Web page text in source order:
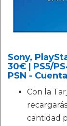
Sony,
30€ | PS5/
PSN -
Con la
cantidad